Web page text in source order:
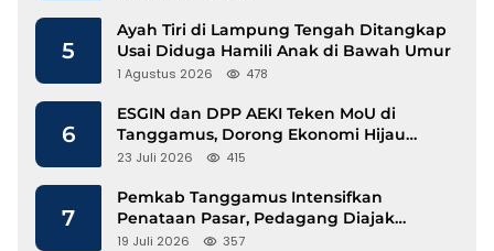
5
Ayah Tiri di Lampung Tengah Ditangkap
Usai Diduga Hamili Anak di Bawah Umur
1 Agustus 2026 478
6
ESGIN dan DPP AEKI Teken MoU di
Tanggamus, Dorong Ekonomi Hijau
Berbasis Kopi dan Perdagangan Karbon
23 Juli 2026 415
7
Pemkab Tanggamus Intensifkan
Penataan Pasar, Pedagang Diajak
Tempati Pasar Modern Talang Padang
19 Juli 2026 357